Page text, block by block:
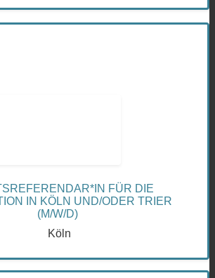
FÜR DIE
IN KÖLN UND/ODER TRIER
(M/W/D)
Köln